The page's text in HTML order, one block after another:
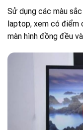
Sử dụng các màu
laptop, xem có điểm
màn hình đồng đều